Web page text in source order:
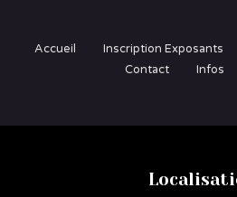
Accueil Inscription Exposants
Contact
Infos